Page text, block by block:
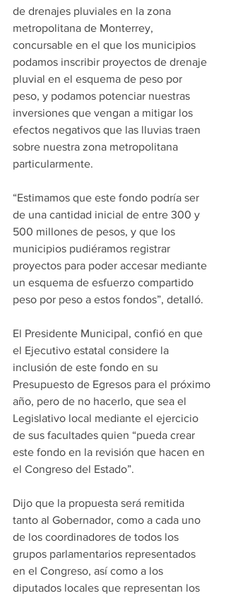
de drenajes pluviales en la zona
metropolitana de Monterrey,
concursable en el que los municipios
podamos inscribir proyectos de drenaje
pluvial en el esquema de peso por
peso, y podamos potenciar nuestras
inversiones que vengan a mitigar los
efectos negativos que las lluvias traen
sobre nuestra zona metropolitana
particularmente.
“Estimamos que este fondo podría ser
de una cantidad inicial de entre 300 y
500 millones de pesos, y que los
municipios pudiéramos registrar
proyectos para poder accesar mediante
un esquema de esfuerzo compartido
peso por peso a estos fondos”, detalló.
El Presidente Municipal, confió en que
el Ejecutivo estatal considere la
inclusión de este fondo en su
Presupuesto de Egresos para el próximo
año, pero de no hacerlo, que sea el
Legislativo local mediante el ejercicio
de sus facultades quien “pueda crear
este fondo en la revisión que hacen en
el Congreso del Estado”.
Dijo que la propuesta será remitida
tanto al Gobernador, como a cada uno
de los coordinadores de todos los
grupos parlamentarios representados
en el Congreso, así como a los
diputados locales que representan los